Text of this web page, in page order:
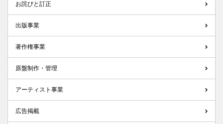
お詫びと訂正
出版事業
著作権事業
原盤制作・管理
アーティスト事業
広告掲載